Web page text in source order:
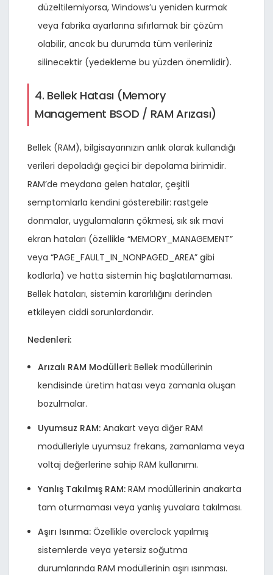
düzeltilemiyorsa, Windows’u yeniden kurmak
veya fabrika ayarlarına sıfırlamak bir çözüm
olabilir, ancak bu durumda tüm verileriniz
silinecektir (yedekleme bu yüzden önemlidir).
4. Bellek Hatası (Memory
Management BSOD / RAM Arızası)
Bellek (RAM), bilgisayarınızın anlık olarak kullandığı
verileri depoladığı geçici bir depolama birimidir.
RAM’de meydana gelen hatalar, çeşitli
semptomlarla kendini gösterebilir: rastgele
donmalar, uygulamaların çökmesi, sık sık mavi
ekran hataları (özellikle “MEMORY_MANAGEMENT”
veya “PAGE_FAULT_IN_NONPAGED_AREA” gibi
kodlarla) ve hatta sistemin hiç başlatılamaması.
Bellek hataları, sistemin kararlılığını derinden
etkileyen ciddi sorunlardandır.
Nedenleri:
Arızalı RAM Modülleri: Bellek modüllerinin
kendisinde üretim hatası veya zamanla oluşan
bozulmalar.
Uyumsuz RAM: Anakart veya diğer RAM
modülleriyle uyumsuz frekans, zamanlama veya
voltaj değerlerine sahip RAM kullanımı.
Yanlış Takılmış RAM: RAM modüllerinin anakarta
tam oturmaması veya yanlış yuvalara takılması.
Aşırı Isınma: Özellikle overclock yapılmış
sistemlerde veya yetersiz soğutma
durumlarında RAM modüllerinin aşırı ısınması.